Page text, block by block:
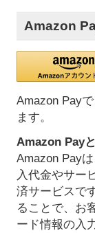
Amazon
Amazon Pay
ます。
Amazon Pay
Amazon Pay
入代金やサー
済サービスで
ることで、お
ード情報の入